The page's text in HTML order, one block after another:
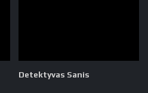
Detektyvas Sanis